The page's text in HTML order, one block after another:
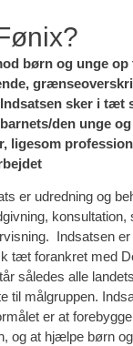
børn og unge op
sker i tæt
den unge
ligesom
er udredning og
konsultation,
Indsatsen
tæt forankret med
således alle
til målgruppen.
er at
og at hjælpe børn